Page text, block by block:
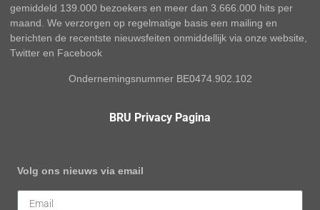
gemiddeld 139.000 bezoekers en meer dan 3.666.000 hits per
maand. We verzorgen op regelmatige basis een mailing en
berichten de recentste nieuwsfeiten onmiddellijk via onze website,
Twitter en Facebook
Ondernemingsnummer BE0474.902.102
BRU Privacy Pagina
Volg ons nieuws via email